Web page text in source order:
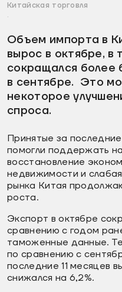
Китайская торговля
.
Объем импорта в
вырос в октябре, в
сокращался более
в сентябре. Это
некоторое
спроса.
Принятые за
помогли поддержать
восстановление
недвижимости и
рынка Китая
роста.
Экспорт в октябре
сравнению с годом
таможенные данные.
по сравнению с
последние 11 месяцев
снижался на 6,2%.